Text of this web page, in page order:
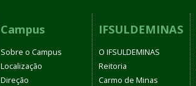
Campus
Sobre o Campus
Localização
Direção
IFSULDEMINAS
O IFSULDEMINAS
Reitoria
Carmo de Minas